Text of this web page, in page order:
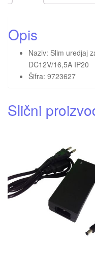
Opis
Naziv: Slim uredjaj
DC12V/16,5A IP20
Šifra: 9723627
Slični